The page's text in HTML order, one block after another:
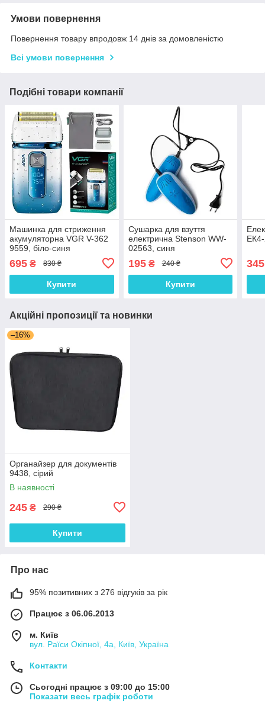
Умови повернення
Повернення товару впродовж 14 днів за домовленістю
Всі умови повернення
Подібні товари компанії
Машинка для стриження
акумуляторна VGR V-362
9559, біло-синя
695 ₴ 830 ₴
Купити
Сушарка для взуття
електрична Stenson WW-
02563, синя
195₴ 240 ₴
Купити
345
Акційні пропозиції та новинки
–16%
Органайзер для документів
9438, сірий
В наявності
245 ₴ 290 ₴
Купити
Про нас
95% позитивних з 276 відгуків за рік
Працює з 06.06.2013
м. Київ
вул. Раїси Окіпної, 4а, Київ, Україна
Контакти
Сьогодні працює з 09:00 до 15:00
Показати весь графік роботи